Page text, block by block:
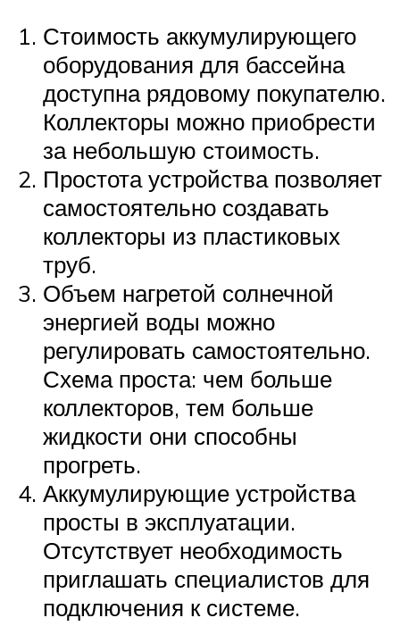
Стоимость аккумулирующего
оборудования для бассейна
доступна рядовому покупателю.
Коллекторы можно приобрести
за небольшую стоимость.
Простота устройства позволяет
самостоятельно создавать
коллекторы из пластиковых
труб.
Объем нагретой солнечной
энергией воды можно
регулировать самостоятельно.
Схема проста: чем больше
коллекторов, тем больше
жидкости они способны
прогреть.
Аккумулирующие устройства
просты в эксплуатации.
Отсутствует необходимость
приглашать специалистов для
подключения к системе.